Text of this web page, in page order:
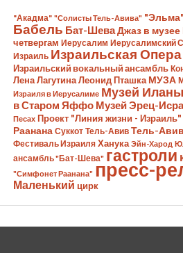
"Акадма" "Солисты Тель-Авива" "Эльма"
Бабель Бат-ШеваДжаз в
четвергам Иерусалим Иерусалимский
Израиль Израильская Опера
Израильский вокальный ансамбль
Лена Лагутина Леонид Пташка МУЗА
Израиля в Иерусалиме Музей
в Старом Яффо Музей Эрец-
Песах Проект "Линия жизни - Израиль"
Раанана Суккот Тель-Авив Тель-
Фестиваль Израиля Ханука Эйн-Харод
ансамбль "Бат-Шева" гастроли
"Симфонет Раанана" пресс-
Маленький цирк